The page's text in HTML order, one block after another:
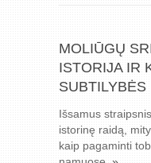
MOLIŪGŲ
ISTORIJA IR
SUBTILYBĖS
Išsamus
istorinę raidą,
kaip pagaminti